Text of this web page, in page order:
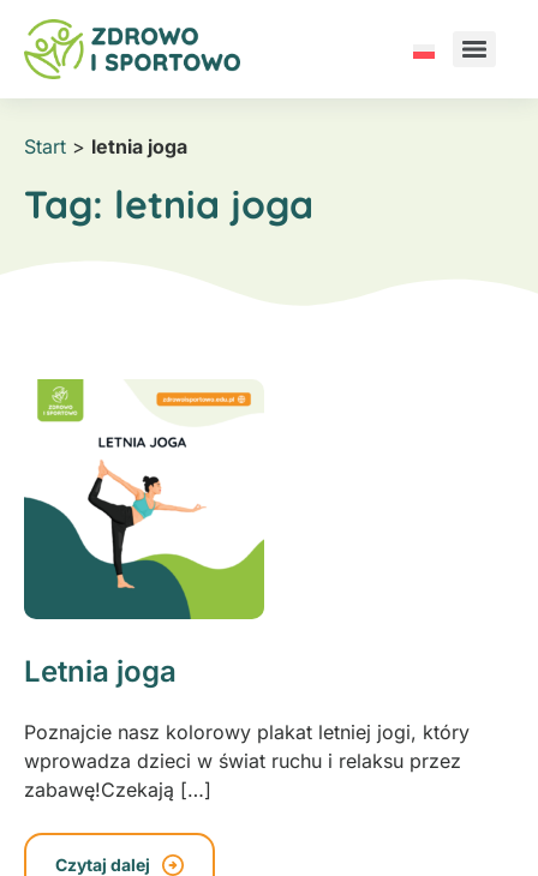
Start > letnia joga
Tag: letnia joga
Letnia joga
Poznajcie nasz kolorowy plakat letniej jogi, który
wprowadza dzieci w świat ruchu i relaksu przez
zabawę!Czekają […]
Czytaj dalej